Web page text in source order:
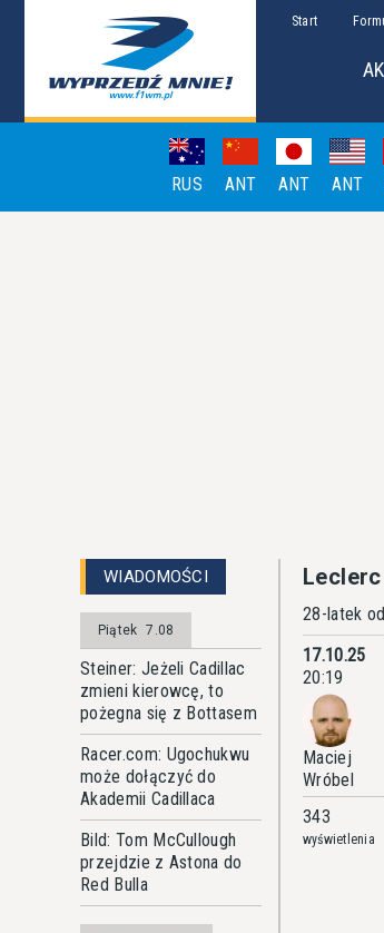
Start
RUS ANT ANT ANT
WIADOMOŚCI
Piątek 7.08
Steiner: Jeżeli Cadillac
zmieni kierowcę, to
pożegna się z Bottasem
Racer.com: Ugochukwu
może dołączyć do
Akademii Cadillaca
Bild: Tom McCullough
przejdzie z Astona do
Red Bulla
28-latek
17.10.25
20:19
Maciej
Wróbel
343
wyświetlenia